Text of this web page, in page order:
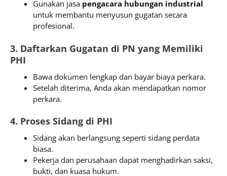
Gunakan jasa pengacara hubungan industrial
untuk membantu menyusun gugatan secara
profesional.
3. Daftarkan Gugatan di PN yang Memiliki
PHI
Bawa dokumen lengkap dan bayar biaya perkara.
Setelah diterima, Anda akan mendapatkan nomor
perkara.
4. Proses Sidang di PHI
Sidang akan berlangsung seperti sidang perdata
biasa.
Pekerja dan perusahaan dapat menghadirkan saksi,
bukti, dan kuasa hukum.